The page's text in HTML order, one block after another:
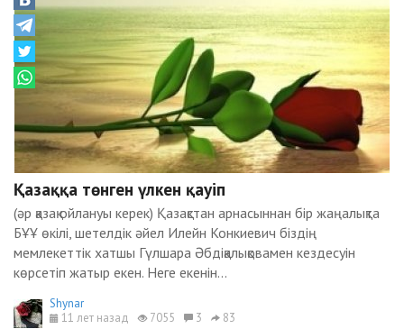
Қазаққа төнген үлкен қауіп
(әр қазақ ойлануы керек) Қазақстан арнасыннан бір жаңалықта
БҰҰ өкілі, шетелдік әйел Илейн Конкиевич біздің
мемлекеттік хатшы Гүлшара Әбдіқалықовамен кездесуін
көрсетіп жатыр екен. Неге екенін...
Shynar
11 лет назад
7055 3 83